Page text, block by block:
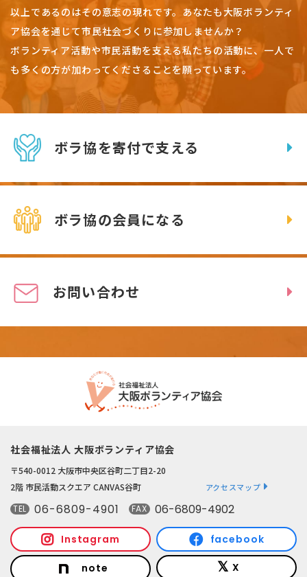
以上であるのはその意志の現れです。 あなたも大阪ボランティ
ア協会を通じて市民社会づくりに参加しませんか？
ボランティア活動や市民活動を支える私たちの活動に、一人で
も多くの方が加わってくださることを願っています。
ボラ協を寄付で支える
ボラ協の会員になる
お問い合わせ
社会福祉法人 大阪ボランティア協会
〒540-0012 大阪市中央区谷町二丁目2-20
2階 市民活動スクエア CANVAS谷町
アクセスマップ
TEL 06-6809-4901 FAX 06-6809-4902
Instagram facebook
note X